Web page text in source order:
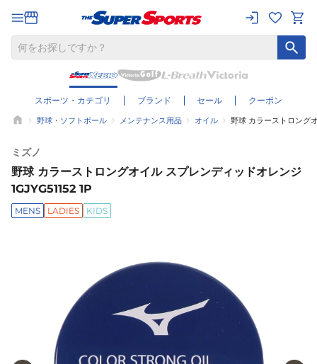
スポーツ・カテゴリ ブランド セール クーポン
野球・ソフトボール メンテナンス用品 オイル 野球 カラーストロング
ミズノ
野球 カラーストロングオイル スプレンディッドオレンジ
1GJYG51152 1P
MENS LADIES KIDS